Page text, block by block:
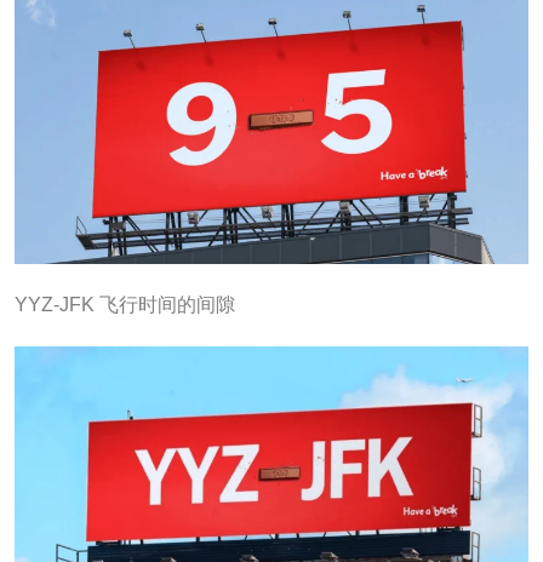
YYZ-JFK 飞行时间的间隙